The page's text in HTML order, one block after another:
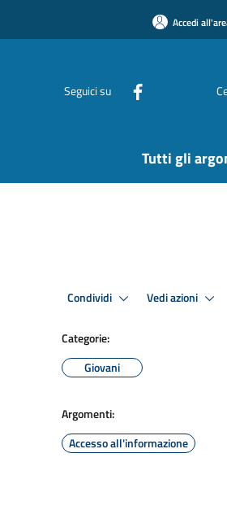
Accedi
Seguici su
Tutti gli
Condividi Vedi azioni
Categorie:
Giovani
Argomenti:
Accesso all'informazione